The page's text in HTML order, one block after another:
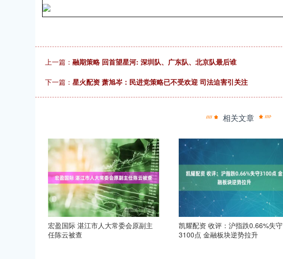
上一篇： 融期策略 回首望星河: 深圳队、广东队、北京队最后谁
下一篇： 星火配资 萧旭岑：民进党策略已不受欢迎 司法迫害引关注
相关文章
宏盈国际 湛江市人大常委会原副主
任陈云被查
凯耀配资 收评：沪指跌0.66%失守
3100点 金融板块逆势拉升